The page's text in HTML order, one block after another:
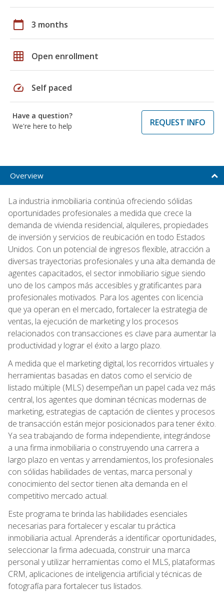
calendar_today 3 months
grid_on Open enrollment
speed Self paced
Have a question?
We're here to help
REQUEST INFO
Overview
La industria inmobiliaria continúa ofreciendo sólidas
oportunidades profesionales a medida que crece la
demanda de vivienda residencial, alquileres, propiedades
de inversión y servicios de reubicación en todo Estados
Unidos. Con un potencial de ingresos flexible, atracción a
diversas trayectorias profesionales y una alta demanda de
agentes capacitados, el sector inmobiliario sigue siendo
uno de los campos más accesibles y gratificantes para
profesionales motivados. Para los agentes con licencia
que ya operan en el mercado, fortalecer la estrategia de
ventas, la ejecución de marketing y los procesos
relacionados con transacciones es clave para aumentar la
productividad y lograr el éxito a largo plazo.
A medida que el marketing digital, los recorridos virtuales y
herramientas basadas en datos como el servicio de
listado múltiple (MLS) desempeñan un papel cada vez más
central, los agentes que dominan técnicas modernas de
marketing, estrategias de captación de clientes y procesos
de transacción están mejor posicionados para tener éxito.
Ya sea trabajando de forma independiente, integrándose
a una firma inmobiliaria o construyendo una carrera a
largo plazo en ventas y arrendamientos, los profesionales
con sólidas habilidades de ventas, marca personal y
conocimiento del sector tienen alta demanda en el
competitivo mercado actual.
Este programa te brinda las habilidades esenciales
necesarias para fortalecer y escalar tu práctica
inmobiliaria actual. Aprenderás a identificar oportunidades,
seleccionar la firma adecuada, construir una marca
personal y utilizar herramientas como el MLS, plataformas
CRM, aplicaciones de inteligencia artificial y técnicas de
fotografía para fortalecer tus listados.